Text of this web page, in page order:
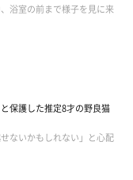
浴室の前まで様子を見に来
保護した推定8才の野良猫
ないかもしれない」と心配